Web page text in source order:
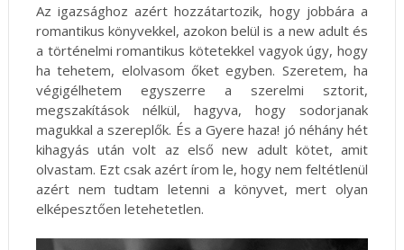
Az igazsághoz azért hozzátartozik, hogy jobbára a
romantikus könyvekkel, azokon belül is a new adult és
a történelmi romantikus kötetekkel vagyok úgy, hogy
ha tehetem, elolvasom őket egyben. Szeretem, ha
végigélhetem egyszerre a szerelmi sztorit,
megszakítások nélkül, hagyva, hogy sodorjanak
magukkal a szereplők. És a Gyere haza! jó néhány hét
kihagyás után volt az első new adult kötet, amit
olvastam. Ezt csak azért írom le, hogy nem feltétlenül
azért nem tudtam letenni a könyvet, mert olyan
elképesztően letehetetlen.